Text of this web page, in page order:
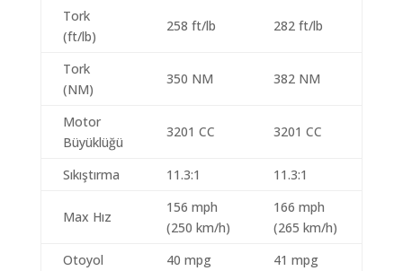
Tork
(ft/lb)
258 ft/lb 282 ft/lb
Tork
(NM)
350 NM 382 NM
Motor
Büyüklüğü
3201 CC 3201 CC
Sıkıştırma 11.3:1 11.3:1
Max Hız
156 mph
(250 km/h)
166 mph
(265 km/h)
Otoyol
40 mpg
41 mpg